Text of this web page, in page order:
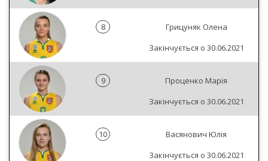
8
Грицуняк Олена
Закінчується о 30.06.2021
9
Проценко Марія
Закінчується о 30.06.2021
10
Васянович Юлія
Закінчується о 30.06.2021